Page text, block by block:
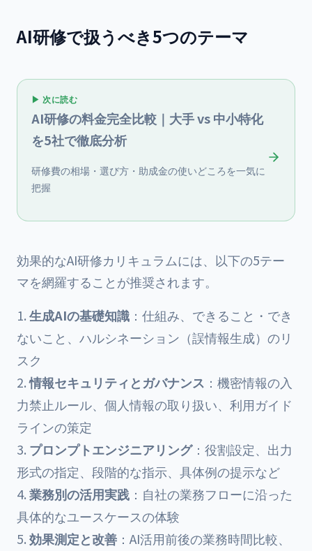
AI研修で扱うべき5つのテーマ
▶ 次に読む
AI研修の料金完全比較｜大手 vs 中小特化
を5社で徹底分析
研修費の相場・選び方・助成金の使いどころを一気に
把握
効果的なAI研修カリキュラムには、以下の5テー
マを網羅することが推奨されます。
生成AIの基礎知識 ：仕組み、できること・でき
ないこと、ハルシネーション（誤情報生成）のリ
スク
情報セキュリティとガバナンス ：機密情報の入
力禁止ルール、個人情報の取り扱い、利用ガイド
ラインの策定
プロンプトエンジニアリング：役割設定、出力
形式の指定、段階的な指示、具体例の提示など
業務別の活用実践 ：自社の業務フローに沿った
具体的なユースケースの体験
効果測定と改善 ：AI活用前後の業務時間比較、